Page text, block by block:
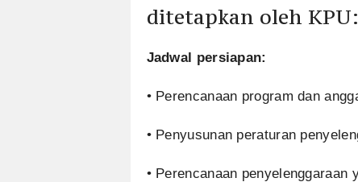
ditetapkan oleh KPU:
Jadwal persiapan:
• Perencanaan program dan
• Penyusunan peraturan
• Perencanaan